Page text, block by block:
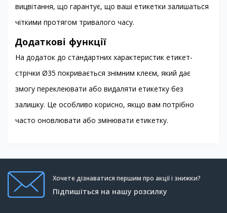
вицвітання, що гарантує, що ваші етикетки залишаться
чіткими протягом тривалого часу.
Додаткові функції
На додаток до стандартних характеристик етикет-
стрічки Ø35 покривається знімним клеєм, який дає
змогу переклеювати або видаляти етикетку без
залишку. Це особливо корисно, якщо вам потрібно
часто оновлювати або змінювати етикетку.
Хочете дізнаватися першим про акції і знижки?
Підпишіться на нашу розсилку